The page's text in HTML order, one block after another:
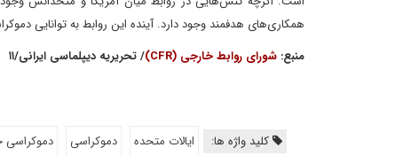
همکاری‌های هدفمند وجود دارد. آینده این روابط به توانایی
منبع: شورای روابط خارجی (CFR) / تحریریه دیپلماسی ایرانی/۱۱
کلید واژه ها: ایالات متحده دموکراسی دموکراسی